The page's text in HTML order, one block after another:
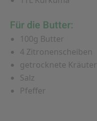
Für die Butter:
​​​​​​100g Butter
4 Zitronenscheiben
getrocknete Kräuter
Salz
Pfeffer